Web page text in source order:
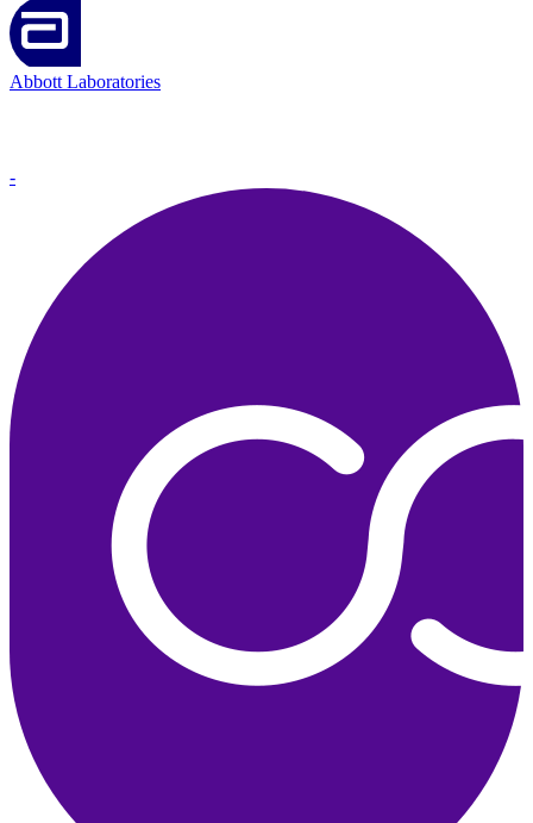
Abbott Laboratories
-